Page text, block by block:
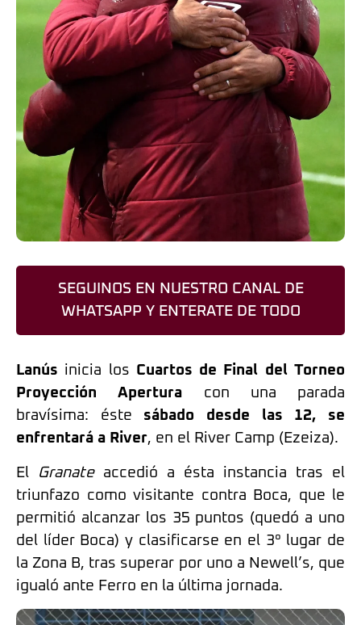
SEGUINOS EN NUESTRO CANAL DE
WHATSAPP Y ENTERATE DE TODO
Lanús inicia los Cuartos de Final del Torneo
Proyección Apertura con una parada
bravísima: éste sábado desde las 12, se
enfrentará a River, en el River Camp (Ezeiza).
El Granateaccedió a ésta instancia tras el
triunfazo como visitante contra Boca, que le
permitió alcanzar los 35 puntos (quedó a uno
del líder Boca) y clasificarse en el 3° lugar de
la Zona B, tras superar por uno a Newell’s, que
igualó ante Ferro en la última jornada.